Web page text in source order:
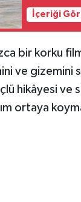
İçeriği
bir korku
ve gizemini
hikâyesi ve
ortaya